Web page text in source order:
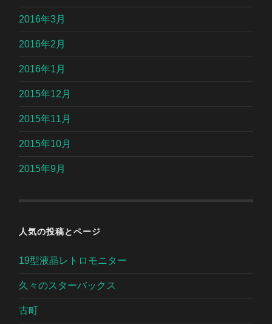
2016年3月
2016年2月
2016年1月
2015年12月
2015年11月
2015年10月
2015年9月
人気の投稿とページ
19型液晶レトロモニター
久々のスターバックス
古町